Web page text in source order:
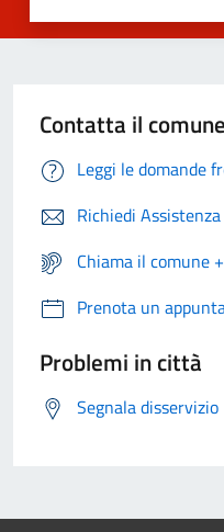
Contatta il comune
Leggi le domande
Richiedi Assistenza
Chiama il comune
Prenota un
Problemi in città
Segnala disservizio